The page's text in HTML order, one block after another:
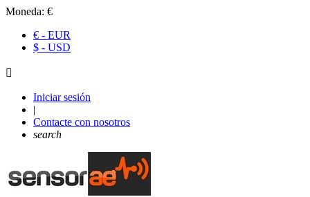
Moneda: €
€ - EUR
$ - USD

Iniciar sesión
|
Contacte con nosotros
search